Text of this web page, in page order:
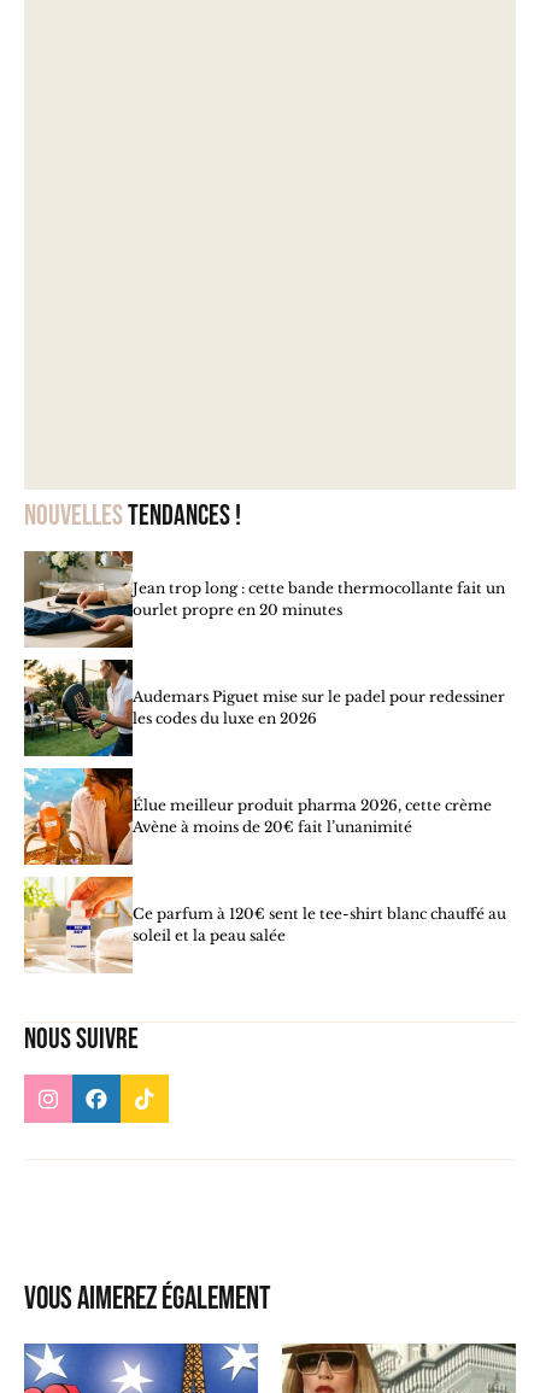
Nouvellestendances !
Jean trop long : cette bande thermocollante fait un
ourlet propre en 20 minutes
Audemars Piguet mise sur le padel pour redessiner
les codes du luxe en 2026
Élue meilleur produit pharma 2026, cette crème
Avène à moins de 20€ fait l’unanimité
Ce parfum à 120€ sent le tee-shirt blanc chauffé au
soleil et la peau salée
Nous suivre
Vous aimerez également